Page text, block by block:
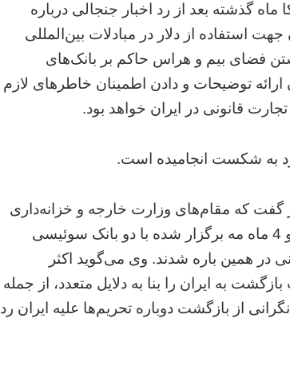
گذشته بعد از رد اخبار جنجالی درباره
استفاده از دلار در مبادلات بین‌المللی
فضای بیم و هراس حاکم بر بانک‌های
توضیحات و دادن اطمینان خاطرهای لازم
قانونی در ایران خواهد بود.
به شکست انجامیده است.
گفت که مقام‌های وزارت خارجه و خزانه‌داری
آمریکا در همایشی که روزهای 3 و 4 ماه مه برگزار شده با دو بانک سوئیسی
در همین باره شدند. وی می‌گوید اکثر
به ایران را بنا به دلایل متعدد، از جمله
از بازگشت دوباره تحریم‌ها علیه ایران رد